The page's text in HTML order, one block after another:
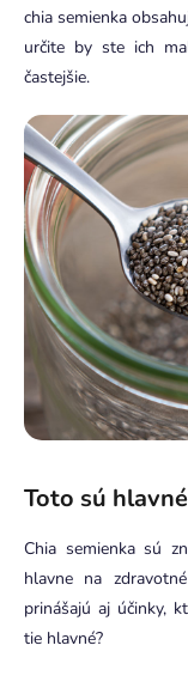
chia semienka
určite by ste ich
častejšie.
Toto sú
Chia semienka sú
hlavne na
prinášajú aj účinky,
tie hlavné?